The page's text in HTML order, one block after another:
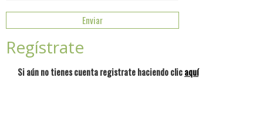
Regístrate
Si aún no tienes cuenta registrate haciendo clicaquí